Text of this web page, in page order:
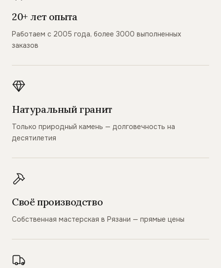
20+ лет опыта
Работаем с 2005 года, более 3000 выполненных
заказов
Натуральный гранит
Только природный камень — долговечность на
десятилетия
Своё производство
Собственная мастерская в Рязани — прямые цены